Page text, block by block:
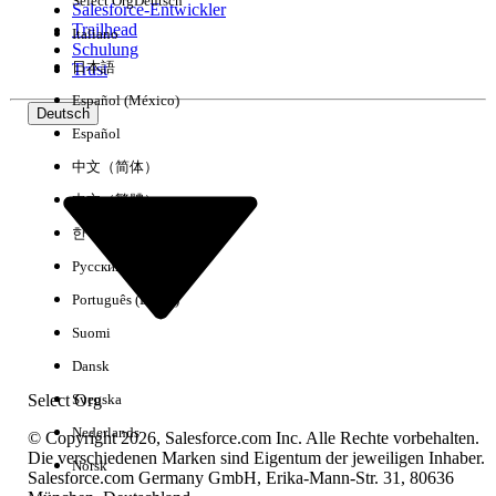
Erfahrung
Keine Ergebnisse
Salesforce-Entwickler
Trailhead
Schulung
Trust
Deutsch
Select Org
Italiano
日本語
Español (México)
Español
中文（简体）
中文（繁體）
한국어
Русский
Português (Brasil)
Suomi
Dansk
Svenska
Nederlands
Norsk
© Copyright 2026, Salesforce.com Inc. Alle Rechte vorbehalten.
Die verschiedenen Marken sind Eigentum der jeweiligen Inhaber.
Salesforce.com Germany GmbH, Erika-Mann-Str. 31, 80636